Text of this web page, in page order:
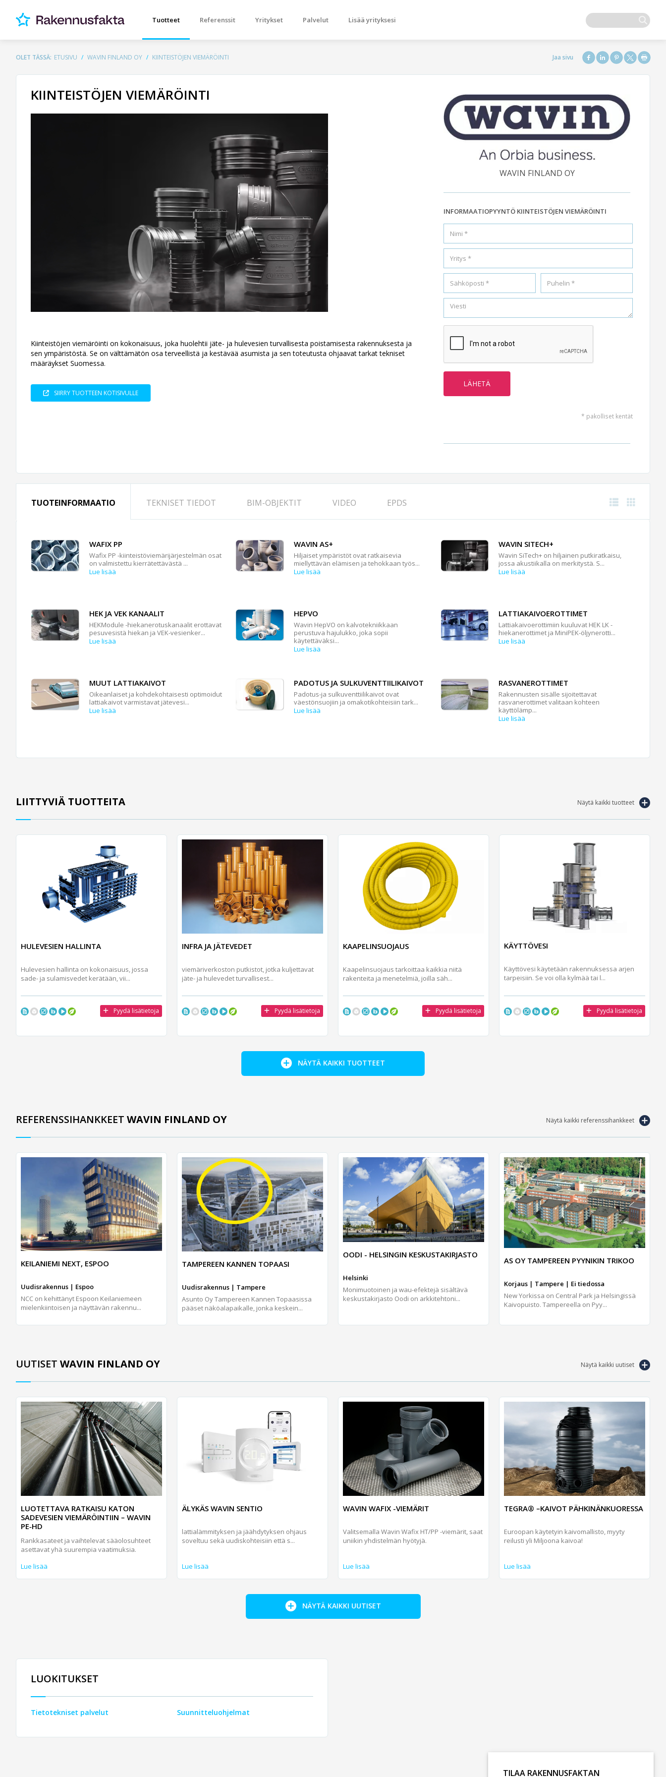
Tuotteet Referenssit Yritykset Palvelut Lisää yrityksesi
OLET TÄSSÄ: ETUSIVU WAVIN FINLAND OY KIINTEISTÖJEN VIEMÄRÖINTI
KIINTEISTÖJEN VIEMÄRÖINTI
Kiinteistöjen viemäröinti on kokonaisuus, joka huolehtii jäte- ja hulevesien turvallisesta poistamisesta rakennuksesta ja
sen ympäristöstä. Se on välttämätön osa terveellistä ja kestävää asumista ja sen toteutusta ohjaavat tarkat tekniset
määräykset Suomessa.
SIIRRY TUOTTEEN KOTISIVULLE
WAVIN FINLAND OY
INFORMAATIOPYYNTÖ KIINTEISTÖJEN VIEMÄRÖINTI
* pakolliset kentät
TUOTEINFORMAATIO TEKNISET TIEDOT BIM-OBJEKTIT VIDEO EPDS
WAFIX PP
Wafix PP -kiinteistöviemärijärjestelmän osat
on valmistettu kierrätettävästä ...
Lue lisää
WAVIN AS+
Hiljaiset ympäristöt ovat ratkaisevia
miellyttävän elämisen ja tehokkaan työs...
Lue lisää
WAVIN SITECH+
Wavin SiTech+ on hiljainen putkiratkaisu,
jossa akustiikalla on merkitystä. S...
Lue lisää
HEK JA VEK KANAALIT
HEKModule -hiekanerotuskanaalit erottavat
pesuvesistä hiekan ja VEK-vesienker...
Lue lisää
HEPVO
Wavin HepVO on kalvotekniikkaan
perustuva hajulukko, joka sopii
käytettäväksi...
Lue lisää
LATTIAKAIVOEROTTIMET
Lattiakaivoerottimiin kuuluvat HEK LK -
hiekanerottimet ja MiniPEK-öljynerotti...
Lue lisää
MUUT LATTIAKAIVOT
Oikeanlaiset ja kohdekohtaisesti optimoidut
lattiakaivot varmistavat jätevesi...
Lue lisää
PADOTUS JA SULKUVENTTIILIKAIVOT
Padotus-ja sulkuventtiilikaivot ovat
väestönsuojiin ja omakotikohteisiin tark...
Lue lisää
RASVANEROTTIMET
Rakennusten sisälle sijoitettavat
rasvanerottimet valitaan kohteen
käyttölämp...
Lue lisää
Näytä kaikki tuotteet
LIITTYVIÄ TUOTTEITA
HULEVESIEN HALLINTA
Hulevesien hallinta on kokonaisuus, jossa
sade- ja sulamisvedet kerätään, vii...
Pyydä lisätietoja
INFRA JA JÄTEVEDET
viemäriverkoston putkistot, jotka kuljettavat
jäte- ja hulevedet turvallisest...
Pyydä lisätietoja
KAAPELINSUOJAUS
Kaapelinsuojaus tarkoittaa kaikkia niitä
rakenteita ja menetelmiä, joilla säh...
Pyydä lisätietoja
KÄYTTÖVESI
Käyttövesi käytetään rakennuksessa arjen
tarpeisiin. Se voi olla kylmää tai l...
Pyydä lisätietoja
NÄYTÄ KAIKKI TUOTTEET
Näytä kaikki referenssihankkeet
REFERENSSIHANKKEET WAVIN FINLAND OY
KEILANIEMI NEXT, ESPOO
Uudisrakennus | Espoo
NCC on kehittänyt Espoon Keilaniemeen
mielenkiintoisen ja näyttävän rakennu...
TAMPEREEN KANNEN TOPAASI
Uudisrakennus | Tampere
Asunto Oy Tampereen Kannen Topaasissa
pääset näköalapaikalle, jonka keskein...
OODI - HELSINGIN KESKUSTAKIRJASTO
Helsinki
Monimuotoinen ja wau-efektejä sisältävä
keskustakirjasto Oodi on arkkitehtoni...
AS OY TAMPEREEN PYYNIKIN TRIKOO
Korjaus | Tampere | Ei tiedossa
New Yorkissa on Central Park ja Helsingissä
Kaivopuisto. Tampereella on Pyy...
Näytä kaikki uutiset
UUTISET WAVIN FINLAND OY
LUOTETTAVA RATKAISU KATON
SADEVESIEN VIEMÄRÖINTIIN – WAVIN
PE‑HD
Rankkasateet ja vaihtelevat sääolosuhteet
asettavat yhä suurempia vaatimuksia.
Lue lisää
ÄLYKÄS WAVIN SENTIO
lattialämmityksen ja jäähdytyksen ohjaus
soveltuu sekä uudiskohteisiin että s...
Lue lisää
WAVIN WAFIX -VIEMÄRIT
Valitsemalla Wavin Wafix HT/PP -viemärit, saat
uniikin yhdistelmän hyötyjä.
Lue lisää
TEGRA® –KAIVOT PÄHKINÄNKUORESSA
Euroopan käytetyin kaivomallisto, myyty
reilusti yli Miljoona kaivoa!
Lue lisää
NÄYTÄ KAIKKI UUTISET
LUOKITUKSET
Tietotekniset palvelut Suunnitteluohjelmat
TILAA RAKENNUSFAKTAN